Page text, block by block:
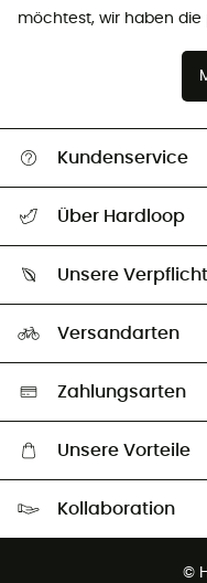
möchtest, wir haben die
Kundenservice
Größentabelle
Über Hardloop
Unsere Botschafter
Unsere
Auswahl an nachhaltigen
Versandarten
Zahlungsarten
Unsere Vorteile
Kollaboration
©